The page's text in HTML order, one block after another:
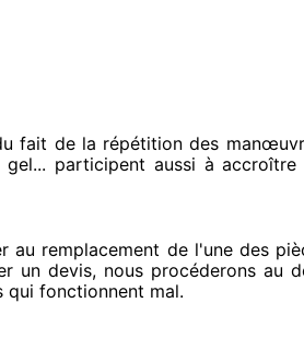
fait de la répétition des
gel... participent aussi à accroître
au remplacement de l'une des
un devis, nous procéderons au
qui fonctionnent mal.